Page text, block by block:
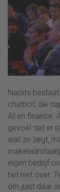
Naomi
chatbot, die
AI en finance.
gevoel dat er
wat ze zegt,
eigen bedrijf
het niet over.
om juist daar